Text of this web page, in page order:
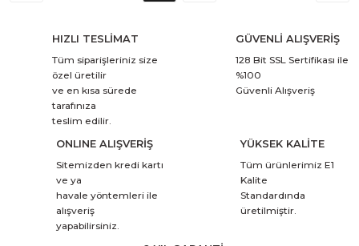
HIZLI TESLİMAT
Tüm siparişleriniz size
özel üretilir
ve en kısa sürede
tarafınıza
teslim edilir.
GÜVENLİ ALIŞVERİŞ
128 Bit SSL Sertifikası ile
%100
Güvenli Alışveriş
ONLINE ALIŞVERİŞ
Sitemizden kredi kartı
ve ya
havale yöntemleri ile
alışveriş
yapabilirsiniz.
YÜKSEK KALİTE
Tüm ürünlerimiz E1
Kalite
Standardında
üretilmiştir.